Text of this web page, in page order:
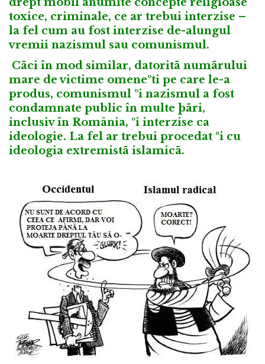
drept mobil anumite concepte religioase
toxice, criminale, ce ar trebui interzise –
la fel cum au fost interzise de-alungul
vremii nazismul sau comunismul.
Cãci în mod similar, datoritã numãrului
mare de victime omeneºti pe care le-a
produs, comunismul ºi nazismul a fost
condamnate public în multe þãri,
inclusiv în România, ºi interzise ca
ideologie. La fel ar trebui procedat ºi cu
ideologia extremistã islamicã.